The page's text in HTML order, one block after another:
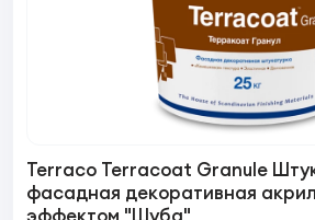
Terraco Terracoat Granule
фасадная декоративная